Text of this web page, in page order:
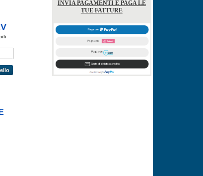
INVIA PAGAMENTI E PAGA LE
TUE FATTURE